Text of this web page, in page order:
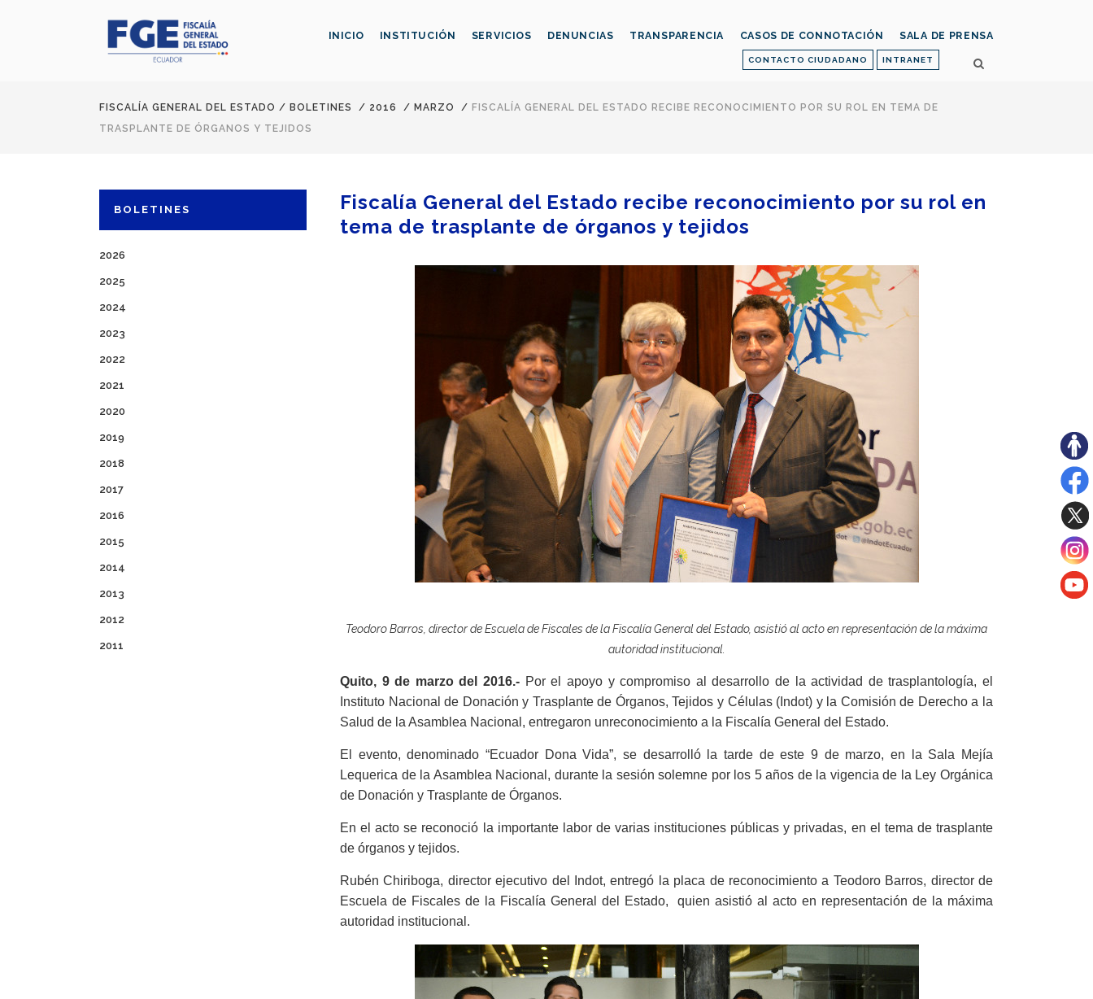
CONTACTO CIUDADANO INTRANET
INICIO INSTITUCIÓN SERVICIOS DENUNCIAS TRANSPARENCIA CASOS DE CONNOTACIÓN SALA DE PRENSA
FISCALÍA GENERAL DEL ESTADO / BOLETINES / 2016 / MARZO / FISCALÍA GENERAL DEL ESTADO RECIBE RECONOCIMIENTO POR SU ROL EN TEMA DE
TRASPLANTE DE ÓRGANOS Y TEJIDOS
BOLETINES
2026
2025
2024
2023
2022
2021
2020
2019
2018
2017
2016
2015
2014
2013
2012
2011
Fiscalía General del Estado recibe reconocimiento por su rol en
tema de trasplante de órganos y tejidos
Teodoro Barros, director de Escuela de Fiscales de la Fiscalía General del Estado, asistió al acto en representación de la máxima
autoridad institucional.
Quito, 9 de marzo del 2016.- Por el apoyo y compromiso al desarrollo de la actividad de trasplantología, el
Instituto Nacional de Donación y Trasplante de Órganos, Tejidos y Células (Indot) y la Comisión de Derecho a la
Salud de la Asamblea Nacional, entregaron unreconocimiento a la Fiscalía General del Estado.
El evento, denominado “Ecuador Dona Vida”, se desarrolló la tarde de este 9 de marzo, en la Sala Mejía
Lequerica de la Asamblea Nacional, durante la sesión solemne por los 5 años de la vigencia de la Ley Orgánica
de Donación y Trasplante de Órganos.
En el acto se reconoció la importante labor de varias instituciones públicas y privadas, en el tema de trasplante
de órganos y tejidos.
Rubén Chiriboga, director ejecutivo del Indot, entregó la placa de reconocimiento a Teodoro Barros, director de
Escuela de Fiscales de la Fiscalía General del Estado, quien asistió al acto en representación de la máxima
autoridad institucional.